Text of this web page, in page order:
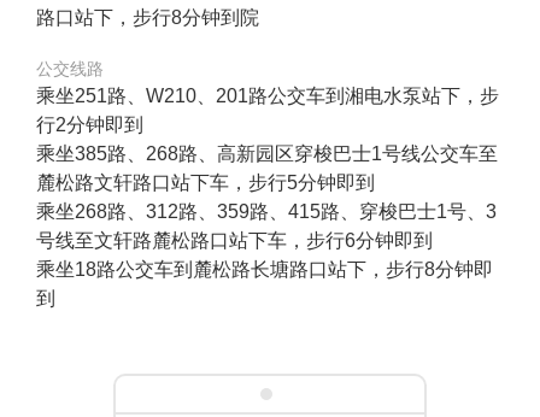
路口站下，步行8分钟到院
公交线路
乘坐251路、W210、201路公交车到湘电水泵站下，步
行2分钟即到
乘坐385路、268路、高新园区穿梭巴士1号线公交车至
麓松路文轩路口站下车，步行5分钟即到
乘坐268路、312路、359路、415路、穿梭巴士1号、3
号线至文轩路麓松路口站下车，步行6分钟即到
乘坐18路公交车到麓松路长塘路口站下，步行8分钟即
到